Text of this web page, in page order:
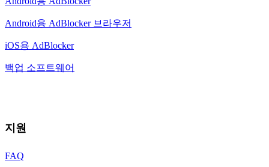
Android용 AdBlocker 브라우저
iOS용 AdBlocker
백업 소프트웨어
지원
FAQ